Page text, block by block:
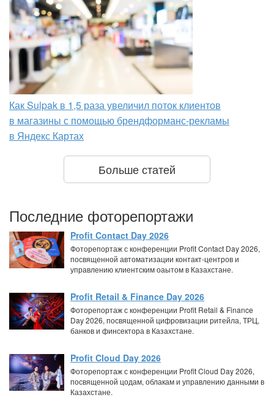
Как Sulpak в 1,5 раза увеличил поток клиентов
в магазины с помощью брендформанс-рекламы
в Яндекс Картах
Больше статей
Последние фоторепортажи
Profit Contact Day 2026
Фоторепортаж с конференции Profit Contact Day 2026,
посвященной автоматизации контакт-центров и
управлению клиентским оаытом в Казахстане.
Profit Retail & Finance Day 2026
Фоторепортаж с конференции Profit Retail & Finance
Day 2026, посвященной цифровизации ритейла, ТРЦ,
банков и финсектора в Казахстане.
Profit Cloud Day 2026
Фоторепортаж с конференции Profit Cloud Day 2026,
посвященной цодам, облакам и управлению данными в
Казахстане.